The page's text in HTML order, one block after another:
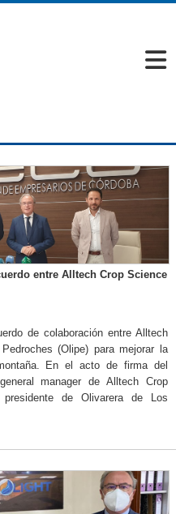
entre Alltech Crop Science
de colaboración entre Alltech
(Olipe) para mejorar la
En el acto de firma del
manager de Alltech Crop
de Olivarera de Los